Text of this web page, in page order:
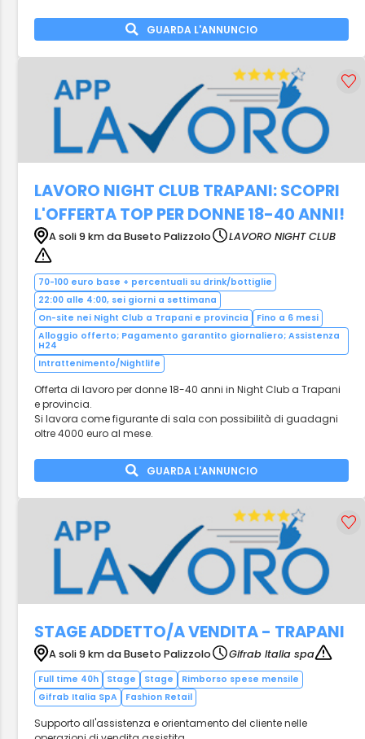
GUARDA L'ANNUNCIO
LAVORO NIGHT CLUB TRAPANI: SCOPRI
L'OFFERTA TOP PER DONNE 18-40 ANNI!
A soli 9 km da Buseto Palizzolo LAVORO NIGHT CLUB
70-100 euro base + percentuali su drink/bottiglie
22:00 alle 4:00, sei giorni a settimana
On-site nei Night Club a Trapani e provincia
Fino a 6 mesi
Alloggio offerto; Pagamento garantito giornaliero; Assistenza
H24
Intrattenimento/Nightlife
Offerta di lavoro per donne 18-40 anni in Night Club a Trapani
e provincia.
Si lavora come figurante di sala con possibilità di guadagni
oltre 4000 euro al mese.
GUARDA L'ANNUNCIO
STAGE ADDETTO/A VENDITA - TRAPANI
A soli 9 km da Buseto Palizzolo Gifrab Italia spa
Full time 40h Stage Stage
Rimborso spese mensile
Gifrab Italia SpA
Fashion Retail
Supporto all'assistenza e orientamento del cliente nelle